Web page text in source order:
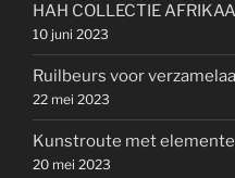
HAH COLLECTIE
10 juni 2023
Ruilbeurs voor
22 mei 2023
Kunstroute met
20 mei 2023